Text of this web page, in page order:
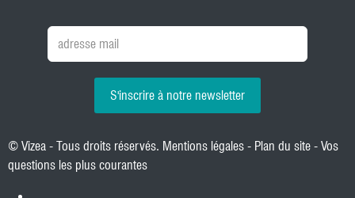
S'inscrire à notre newsletter
© Vizea - Tous droits réservés. Mentions légales - Plan du site - Vos
questions les plus courantes